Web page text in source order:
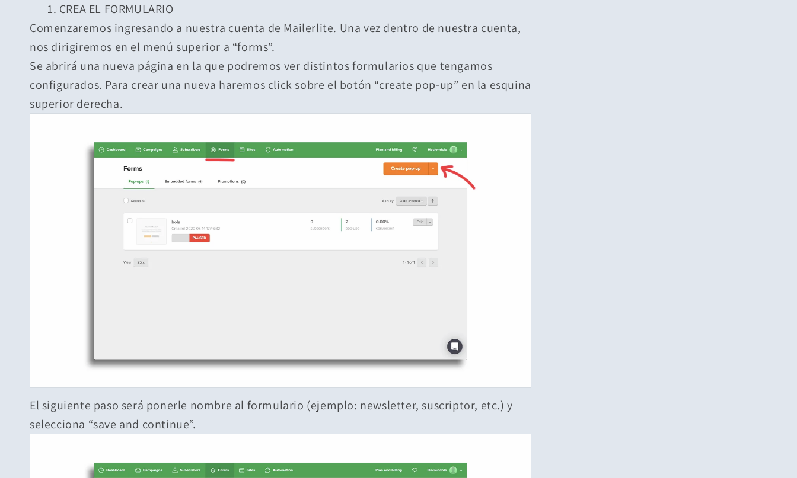
1. CREA EL FORMULARIO
Comenzaremos ingresando a nuestra cuenta de Mailerlite. Una vez dentro de nuestra cuenta,
nos dirigiremos en el menú superior a “forms”.
Se abrirá una nueva página en la que podremos ver distintos formularios que tengamos
configurados. Para crear una nueva haremos click sobre el botón “create pop-up” en la esquina
superior derecha.
El siguiente paso será ponerle nombre al formulario (ejemplo: newsletter, suscriptor, etc.) y
selecciona “save and continue”.